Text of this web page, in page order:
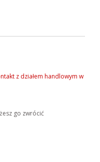
z działem handlowym w
go zwrócić